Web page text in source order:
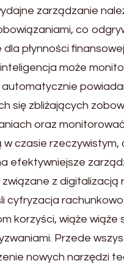
zarządzanie
co
płynności finansowej
może
automatycznie
się zbliżających
oraz
w czasie rzeczywistym,
efektywniejsze
z digitalizacją
cyfryzacja
korzyści, wiąże wiąże
Przede
nowych narzędzi